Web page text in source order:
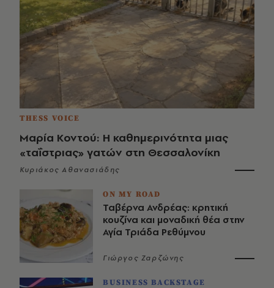
THESS VOICE
Μαρία Κοντού: Η καθημερινότητα μιας
«ταΐστριας» γατών στη Θεσσαλονίκη
Κυριάκος Αθανασιάδης
ON MY ROAD
Ταβέρνα Ανδρέας: κρητική
κουζίνα και μοναδική θέα στην
Αγία Τριάδα Ρεθύμνου
Γιώργος Ζαρζώνης
BUSINESS BACKSTAGE